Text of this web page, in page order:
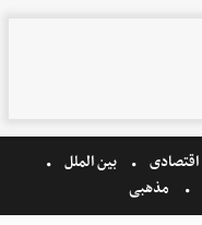
اقتصادی
بین الملل
مذهبی